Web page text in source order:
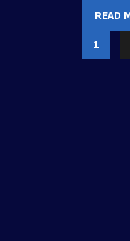
READ
1